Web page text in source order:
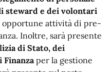
steward e dei volontari
opportune attività di pre-
Inoltre, sarà presente
di Stato, dei
Finanzaper la gestione